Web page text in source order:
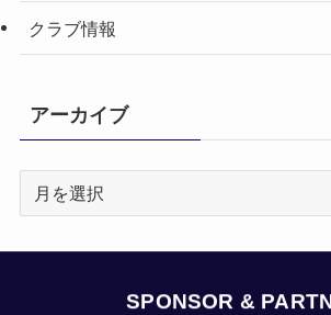
クラブ情報
アーカイブ
SPONSOR &